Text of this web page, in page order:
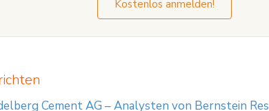
Kostenlos anmelden!
Cement AG – Analysten von Bernstein